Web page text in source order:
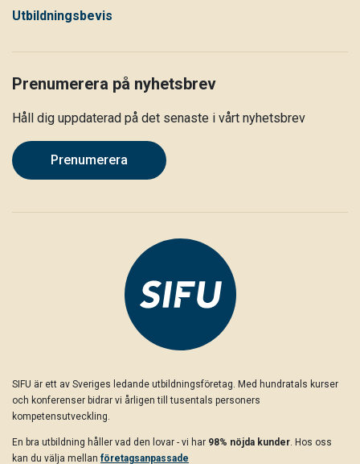
Utbildningsbevis
Prenumerera på nyhetsbrev
Håll dig uppdaterad på det senaste i vårt nyhetsbrev
Prenumerera
SIFU är ett av Sveriges ledande utbildningsföretag. Med hundratals kurser
och konferenser bidrar vi årligen till tusentals personers
kompetensutveckling.
En bra utbildning håller vad den lovar - vi har 98% nöjda kunder. Hos oss
kan du välja mellan företagsanpassade